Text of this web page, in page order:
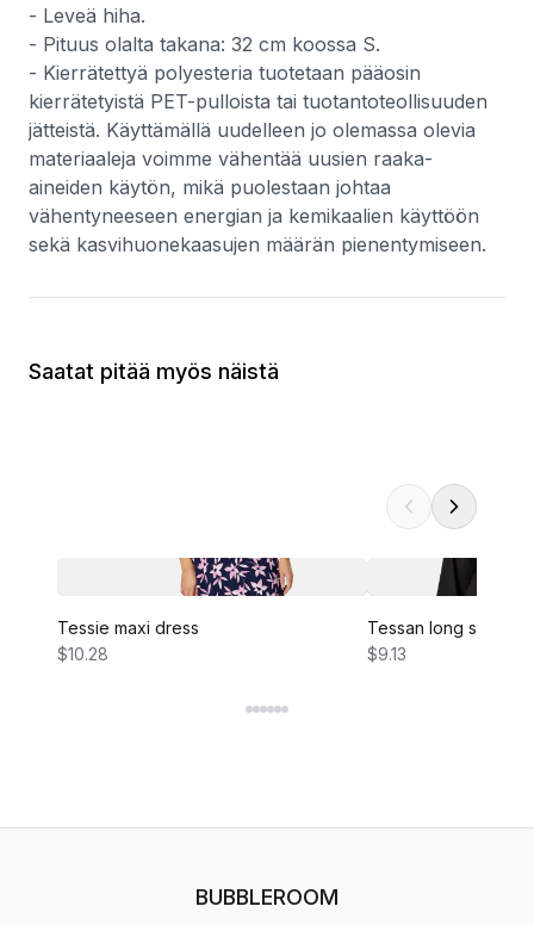
- Leveä hiha.
- Pituus olalta takana: 32 cm koossa S.
- Kierrätettyä polyesteria tuotetaan pääosin
kierrätetyistä PET-pulloista tai tuotantoteollisuuden
jätteistä. Käyttämällä uudelleen jo olemassa olevia
materiaaleja voimme vähentää uusien raaka-
aineiden käytön, mikä puolestaan johtaa
vähentyneeseen energian ja kemikaalien käyttöön
sekä kasvihuonekaasujen määrän pienentymiseen.
Saatat pitää myös näistä
Tessie maxi dress
$10.28
Tessan long sleeve
$9.13
BUBBLEROOM